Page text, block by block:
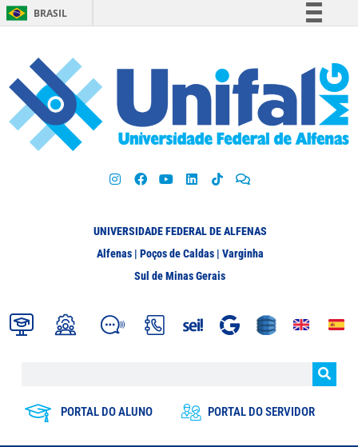
BRASIL
Participe
Acesso à informação
Legislação
UNIVERSIDADE FEDERAL DE ALFENAS
Alfenas | Poços de Caldas | Varginha
Sul de Minas Gerais
PORTAL DO ALUNO PORTAL DO SERVIDOR